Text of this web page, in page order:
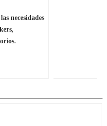
necesidades